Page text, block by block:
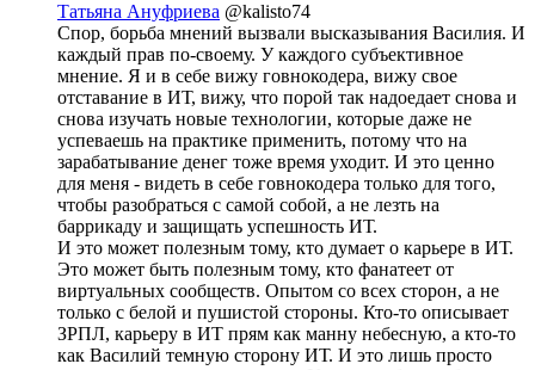
Татьяна Ануфриева @kalisto74
Спор, борьба мнений вызвали высказывания Василия. И
каждый прав по-своему. У каждого субъективное
мнение. Я и в себе вижу говнокодера, вижу свое
отставание в ИТ, вижу, что порой так надоедает снова и
снова изучать новые технологии, которые даже не
успеваешь на практике применить, потому что на
зарабатывание денег тоже время уходит. И это ценно
для меня - видеть в себе говнокодера только для того,
чтобы разобраться с самой собой, а не лезть на
баррикаду и защищать успешность ИТ.
И это может полезным тому, кто думает о карьере в ИТ.
Это может быть полезным тому, кто фанатеет от
виртуальных сообществ. Опытом со всех сторон, а не
только с белой и пушистой стороны. Кто-то описывает
ЗРПЛ, карьеру в ИТ прям как манну небесную, а кто-то
как Василий темную сторону ИТ. И это лишь просто